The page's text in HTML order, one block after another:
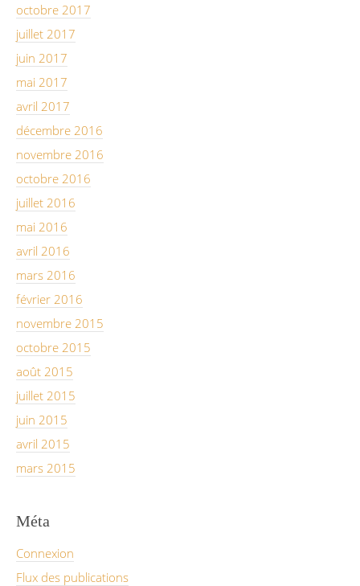
octobre 2017
juillet 2017
juin 2017
mai 2017
avril 2017
décembre 2016
novembre 2016
octobre 2016
juillet 2016
mai 2016
avril 2016
mars 2016
février 2016
novembre 2015
octobre 2015
août 2015
juillet 2015
juin 2015
avril 2015
mars 2015
Méta
Connexion
Flux des publications